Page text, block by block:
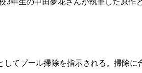
3年生の中田夢花さんが執筆した原作
てプール掃除を指示される。掃除